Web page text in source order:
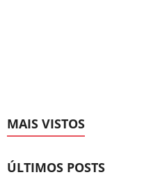
MAIS VISTOS
ÚLTIMOS POSTS